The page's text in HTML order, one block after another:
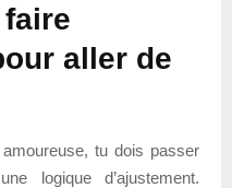
aller de
tu dois passer
logique d’ajustement.